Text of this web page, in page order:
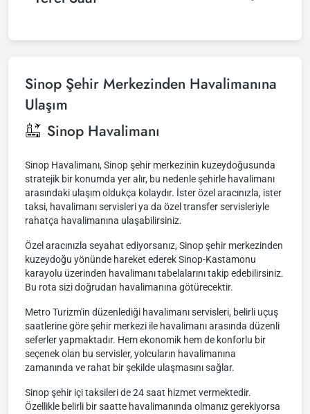
Sinop Şehir Merkezinden Havalimanına
Ulaşım
Sinop Havalimanı
Sinop Havalimanı, Sinop şehir merkezinin kuzeydoğusunda
stratejik bir konumda yer alır, bu nedenle şehirle havalimanı
arasındaki ulaşım oldukça kolaydır. İster özel aracınızla, ister
taksi, havalimanı servisleri ya da özel transfer servisleriyle
rahatça havalimanına ulaşabilirsiniz.
Özel aracınızla seyahat ediyorsanız, Sinop şehir merkezinden
kuzeydoğu yönünde hareket ederek Sinop-Kastamonu
karayolu üzerinden havalimanı tabelalarını takip edebilirsiniz.
Bu rota sizi doğrudan havalimanına götürecektir.
Metro Turizm'in düzenlediği havalimanı servisleri, belirli uçuş
saatlerine göre şehir merkezi ile havalimanı arasında düzenli
seferler yapmaktadır. Hem ekonomik hem de konforlu bir
seçenek olan bu servisler, yolcuların havalimanına
zamanında ve rahat bir şekilde ulaşmasını sağlar.
Sinop şehir içi taksileri de 24 saat hizmet vermektedir.
Özellikle belirli bir saatte havalimanında olmanız gerekiyorsa